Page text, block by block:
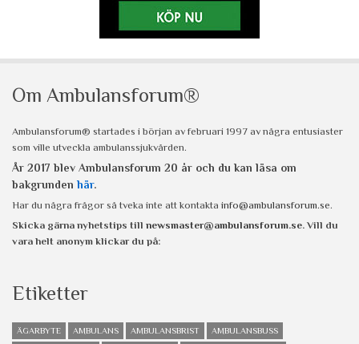
Om Ambulansforum®
Ambulansforum® startades i början av februari 1997 av några entusiaster
som ville utveckla ambulanssjukvården.
År 2017 blev Ambulansforum 20 år och du kan läsa om
bakgrunden här.
Har du några frågor så tveka inte att kontakta info@ambulansforum.se.
Skicka gärna nyhetstips till newsmaster@ambulansforum.se. Vill du
vara helt anonym klickar du på:
Etiketter
ÄGARBYTE AMBULANS AMBULANSBRIST
AMBULANSBUSS